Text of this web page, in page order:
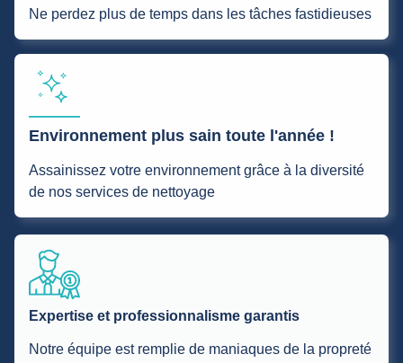
Ne perdez plus de temps dans les tâches fastidieuses
Environnement plus sain toute l'année !
Assainissez votre environnement grâce à la diversité
de nos services de nettoyage
Expertise et professionnalisme garantis
Notre équipe est remplie de maniaques de la propreté